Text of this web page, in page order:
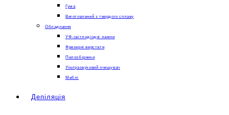
Гума
Виготовлений з твердого сплаву
Обладнання
УФ-світлодіодні лампи
Фрезерні верстати
Пилозбірники
Ультразвуковий очищувач
Меблі
Депіляція